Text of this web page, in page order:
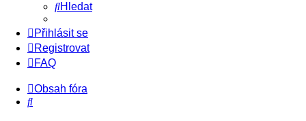
Hledat
Přihlásit se
Registrovat
FAQ
Obsah fóra
Hledat